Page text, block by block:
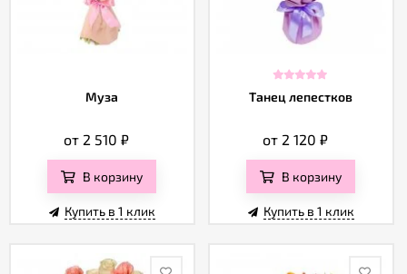
Муза
от 2 510₽
В корзину
Купить в 1 клик
Танец лепестков
от 2 120₽
В корзину
Купить в 1 клик